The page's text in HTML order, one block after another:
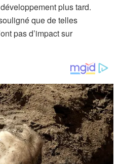
plus tard.
que de telles
pas d’impact sur